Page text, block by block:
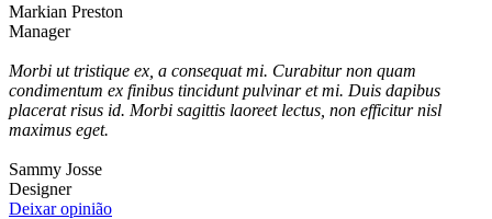
Markian Preston
Manager
Morbi ut tristique ex, a consequat mi. Curabitur non quam
condimentum ex finibus tincidunt pulvinar et mi. Duis dapibus
placerat risus id. Morbi sagittis laoreet lectus, non efficitur nisl
maximus eget.
Sammy Josse
Designer
Deixar opinião